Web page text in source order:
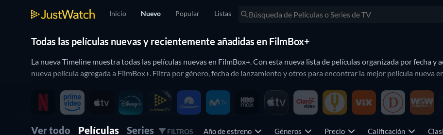
Inicio Nuevo Popular Listas
Todas las películas nuevas y recientemente añadidas en FilmBox+
La nueva Timeline muestra todas las películas nuevas en FilmBox+. Con esta nueva lista de películas organizada por fecha y
nueva película agregada a FilmBox+. Filtra por género, fecha de lanzamiento y otros para encontrar la mejor película nueva
Ver todo Películas Series FILTROS Año de estreno Géneros Precio Calificación